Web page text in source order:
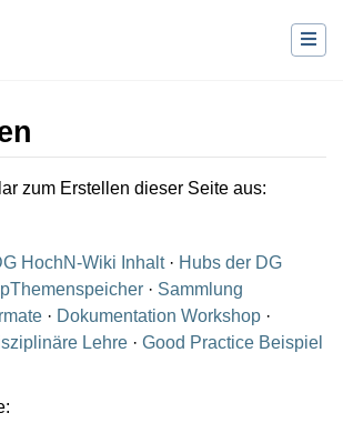
,Suche
zum Erstellen dieser Seite aus:
HochN-Wiki Inhalt · Hubs der DG
· Sammlung
· Dokumentation Workshop ·
Lehre · Good Practice Beispiel